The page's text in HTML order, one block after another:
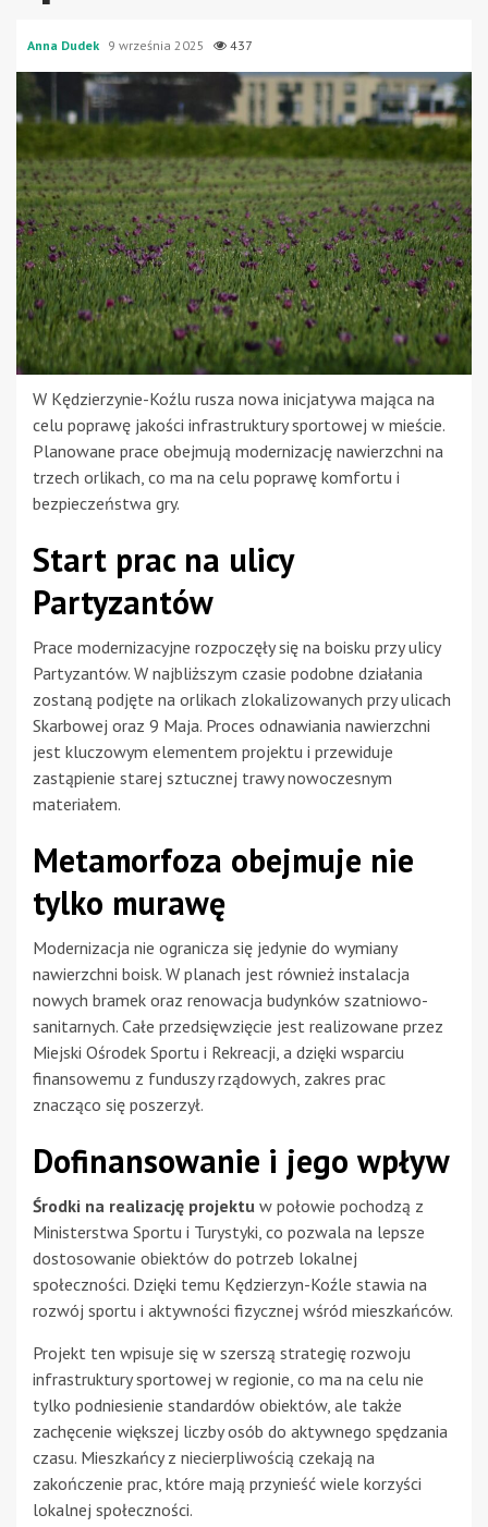
Anna Dudek 9 września 2025 437
W Kędzierzynie-Koźlu rusza nowa inicjatywa mająca na
celu poprawę jakości infrastruktury sportowej w mieście.
Planowane prace obejmują modernizację nawierzchni na
trzech orlikach, co ma na celu poprawę komfortu i
bezpieczeństwa gry.
Start prac na ulicy
Partyzantów
Prace modernizacyjne rozpoczęły się na boisku przy ulicy
Partyzantów. W najbliższym czasie podobne działania
zostaną podjęte na orlikach zlokalizowanych przy ulicach
Skarbowej oraz 9 Maja. Proces odnawiania nawierzchni
jest kluczowym elementem projektu i przewiduje
zastąpienie starej sztucznej trawy nowoczesnym
materiałem.
Metamorfoza obejmuje nie
tylko murawę
Modernizacja nie ogranicza się jedynie do wymiany
nawierzchni boisk. W planach jest również instalacja
nowych bramek oraz renowacja budynków szatniowo-
sanitarnych. Całe przedsięwzięcie jest realizowane przez
Miejski Ośrodek Sportu i Rekreacji, a dzięki wsparciu
finansowemu z funduszy rządowych, zakres prac
znacząco się poszerzył.
Dofinansowanie i jego wpływ
Środki na realizację projektu w połowie pochodzą z
Ministerstwa Sportu i Turystyki, co pozwala na lepsze
dostosowanie obiektów do potrzeb lokalnej
społeczności. Dzięki temu Kędzierzyn-Koźle stawia na
rozwój sportu i aktywności fizycznej wśród mieszkańców.
Projekt ten wpisuje się w szerszą strategię rozwoju
infrastruktury sportowej w regionie, co ma na celu nie
tylko podniesienie standardów obiektów, ale także
zachęcenie większej liczby osób do aktywnego spędzania
czasu. Mieszkańcy z niecierpliwością czekają na
zakończenie prac, które mają przynieść wiele korzyści
lokalnej społeczności.